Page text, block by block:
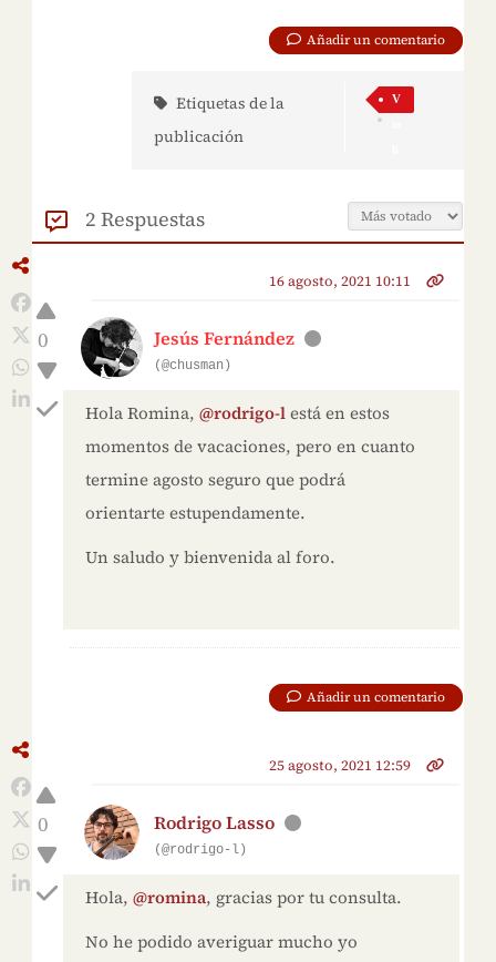
Añadir un comentario
Etiquetas de la
publicación
V
2 Respuestas
0
16 agosto, 2021 10:11
Jesús Fernández
(@chusman)
Hola Romina, @rodrigo-lestá en estos
momentos de vacaciones, pero en cuanto
termine agosto seguro que podrá
orientarte estupendamente.
Un saludo y bienvenida al foro.
Añadir un comentario
0
25 agosto, 2021 12:59
Rodrigo Lasso
(@rodrigo-l)
Hola, @romina, gracias por tu consulta.
No he podido averiguar mucho yo